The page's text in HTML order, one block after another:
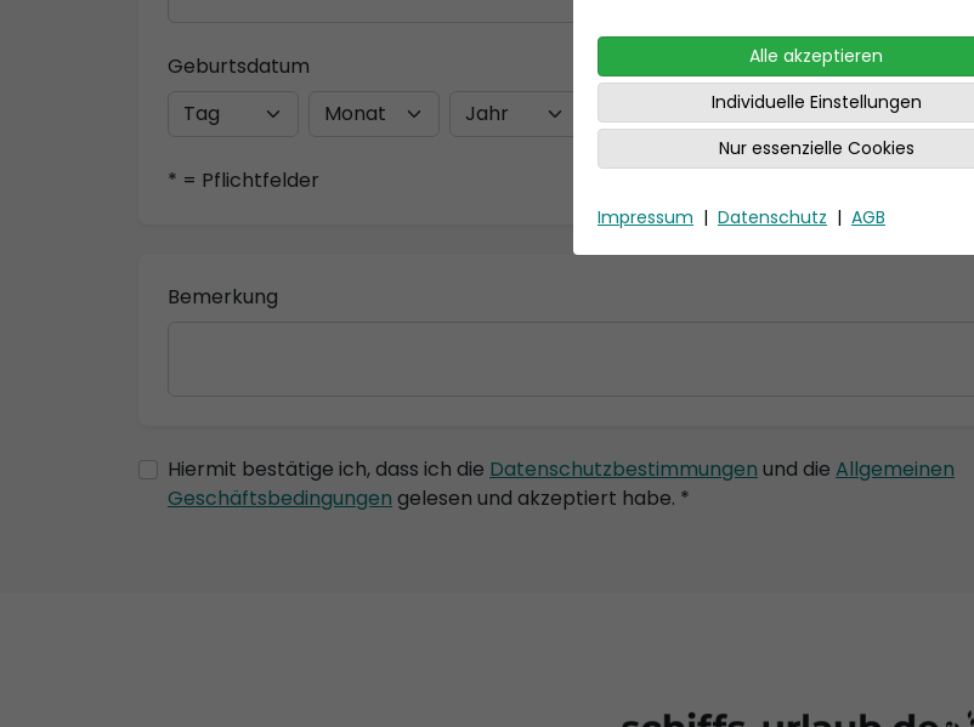
Geburtsdatum
* = Pflichtfelder
Bemerkung
Hiermit bestätige ich, dass ich die Datenschutzbestimmungen und die Allgemeinen
Geschäftsbedingungen gelesen und akzeptiert habe. *
Alle akzeptieren
Individuelle Einstellungen
Nur essenzielle Cookies
Impressum | Datenschutz | AGB